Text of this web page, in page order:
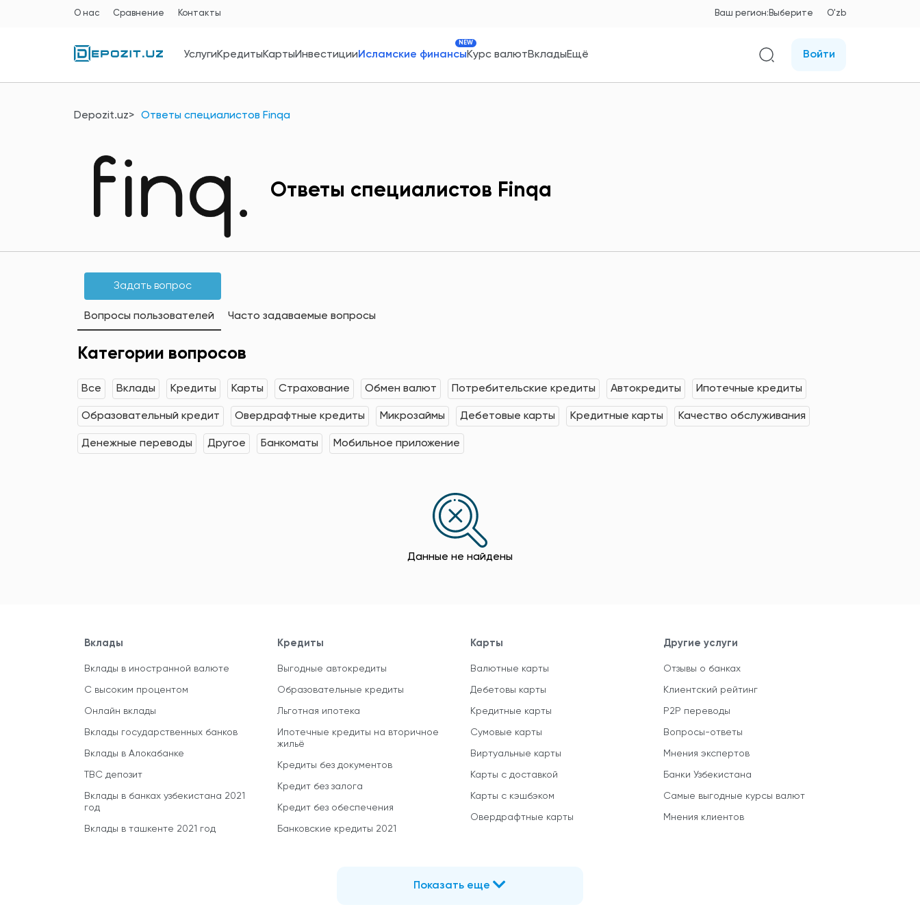
О нас Сравнение Контакты Ваш регион: Выберите O'zb
УслугиКредитыКартыИнвестицииИсламские финансы
NEW
Курс валютВкладыЕщё Войти
Depozit.uz Ответы специалистов Finqа
Ответы специалистов Finqа
Задать вопрос
Вопросы пользователей Часто задаваемые вопросы
Категории вопросов
Все Вклады Кредиты Карты Страхование Обмен валют Потребительские кредиты Автокредиты Ипотечные кредиты
Образовательный кредит Овердрафтные кредиты Микрозаймы Дебетовые карты Кредитные карты Качество обслуживания
Денежные переводы Другое Банкоматы Мобильное приложение
Данные не найдены
Вклады
Вклады в иностранной валюте
С высоким процентом
Онлайн вклады
Вклады государственных банков
Вклады в Алокабанке
TBC депозит
Вклады в банках узбекистана 2021
год
Вклады в ташкенте 2021 год
Кредиты
Выгодные автокредиты
Образовательные кредиты
Льготная ипотека
Ипотечные кредиты на вторичное
жильё
Кредиты без документов
Кредит без залога
Кредит без обеспечения
Банковские кредиты 2021
Карты
Валютные карты
Дебетовы карты
Кредитные карты
Сумовые карты
Виртуальные карты
Карты с доставкой
Карты с кэшбэком
Овердрафтные карты
Другие услуги
Отзывы о банках
Клиентский рейтинг
P2P переводы
Вопросы-ответы
Мнения экспертов
Банки Узбекистана
Самые выгодные курсы валют
Мнения клиентов
Показать еще